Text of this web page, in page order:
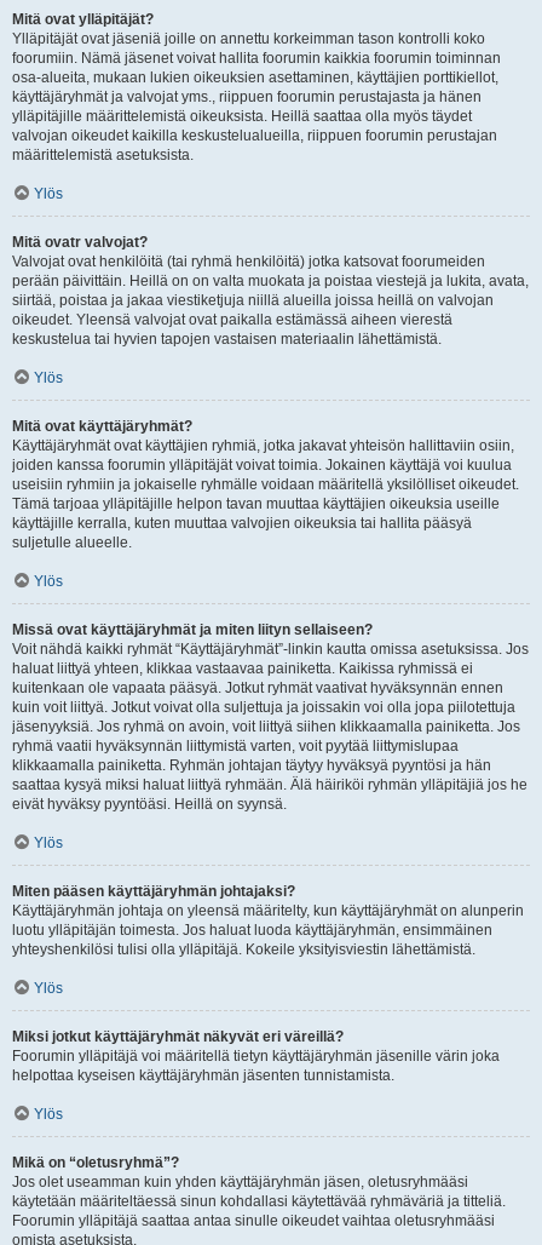
Mitä ovat ylläpitäjät?
Ylläpitäjät ovat jäseniä joille on annettu korkeimman tason kontrolli koko
foorumiin. Nämä jäsenet voivat hallita foorumin kaikkia foorumin toiminnan
osa-alueita, mukaan lukien oikeuksien asettaminen, käyttäjien porttikiellot,
käyttäjäryhmät ja valvojat yms., riippuen foorumin perustajasta ja hänen
ylläpitäjille määrittelemistä oikeuksista. Heillä saattaa olla myös täydet
valvojan oikeudet kaikilla keskustelualueilla, riippuen foorumin perustajan
määrittelemistä asetuksista.
Ylös
Mitä ovatr valvojat?
Valvojat ovat henkilöitä (tai ryhmä henkilöitä) jotka katsovat foorumeiden
perään päivittäin. Heillä on on valta muokata ja poistaa viestejä ja lukita, avata,
siirtää, poistaa ja jakaa viestiketjuja niillä alueilla joissa heillä on valvojan
oikeudet. Yleensä valvojat ovat paikalla estämässä aiheen vierestä
keskustelua tai hyvien tapojen vastaisen materiaalin lähettämistä.
Ylös
Mitä ovat käyttäjäryhmät?
Käyttäjäryhmät ovat käyttäjien ryhmiä, jotka jakavat yhteisön hallittaviin osiin,
joiden kanssa foorumin ylläpitäjät voivat toimia. Jokainen käyttäjä voi kuulua
useisiin ryhmiin ja jokaiselle ryhmälle voidaan määritellä yksilölliset oikeudet.
Tämä tarjoaa ylläpitäjille helpon tavan muuttaa käyttäjien oikeuksia useille
käyttäjille kerralla, kuten muuttaa valvojien oikeuksia tai hallita pääsyä
suljetulle alueelle.
Ylös
Missä ovat käyttäjäryhmät ja miten liityn sellaiseen?
Voit nähdä kaikki ryhmät “Käyttäjäryhmät”-linkin kautta omissa asetuksissa. Jos
haluat liittyä yhteen, klikkaa vastaavaa painiketta. Kaikissa ryhmissä ei
kuitenkaan ole vapaata pääsyä. Jotkut ryhmät vaativat hyväksynnän ennen
kuin voit liittyä. Jotkut voivat olla suljettuja ja joissakin voi olla jopa piilotettuja
jäsenyyksiä. Jos ryhmä on avoin, voit liittyä siihen klikkaamalla painiketta. Jos
ryhmä vaatii hyväksynnän liittymistä varten, voit pyytää liittymislupaa
klikkaamalla painiketta. Ryhmän johtajan täytyy hyväksyä pyyntösi ja hän
saattaa kysyä miksi haluat liittyä ryhmään. Älä häiriköi ryhmän ylläpitäjiä jos he
eivät hyväksy pyyntöäsi. Heillä on syynsä.
Ylös
Miten pääsen käyttäjäryhmän johtajaksi?
Käyttäjäryhmän johtaja on yleensä määritelty, kun käyttäjäryhmät on alunperin
luotu ylläpitäjän toimesta. Jos haluat luoda käyttäjäryhmän, ensimmäinen
yhteyshenkilösi tulisi olla ylläpitäjä. Kokeile yksityisviestin lähettämistä.
Ylös
Miksi jotkut käyttäjäryhmät näkyvät eri väreillä?
Foorumin ylläpitäjä voi määritellä tietyn käyttäjäryhmän jäsenille värin joka
helpottaa kyseisen käyttäjäryhmän jäsenten tunnistamista.
Ylös
Mikä on “oletusryhmä”?
Jos olet useamman kuin yhden käyttäjäryhmän jäsen, oletusryhmääsi
käytetään määriteltäessä sinun kohdallasi käytettävää ryhmäväriä ja titteliä.
Foorumin ylläpitäjä saattaa antaa sinulle oikeudet vaihtaa oletusryhmääsi
omista asetuksista.